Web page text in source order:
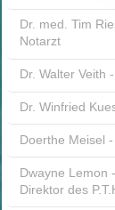
Dr. med. Tim
Notarzt
Dr. Walter Veith
Dr. Winfried
Doerthe Meisel
Dwayne Lemon
Direktor des